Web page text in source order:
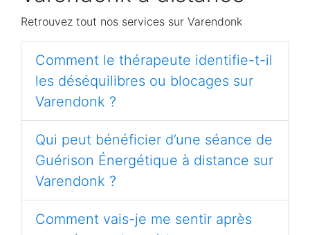
Retrouvez tout nos services sur Varendonk
Comment le thérapeute identifie-t-il
les déséquilibres ou blocages sur
Varendonk ?
Qui peut bénéficier d’une séance de
Guérison Énergétique à distance sur
Varendonk ?
Comment vais-je me sentir après